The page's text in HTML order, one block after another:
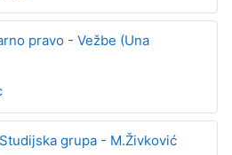
pravo - Vežbe (Una
grupa - M.Živković